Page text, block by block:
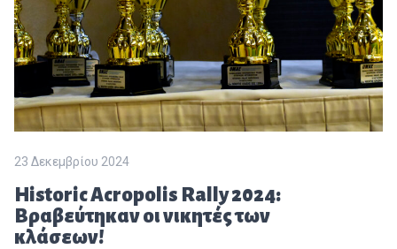
23 Δεκεμβρίου 2024
Historic Acropolis Rally 2024:
Βραβεύτηκαν οι νικητές των
κλάσεων!